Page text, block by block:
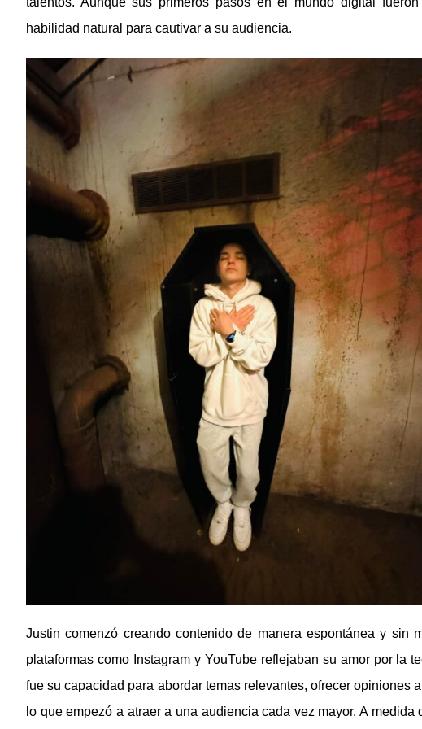
habilidad natural para cautivar a su audiencia.
Justin comenzó creando contenido de manera espontánea y sin
plataformas como Instagram y YouTube reflejaban su amor por la
fue su capacidad para abordar temas relevantes, ofrecer opiniones
lo que empezó a atraer a una audiencia cada vez mayor. A